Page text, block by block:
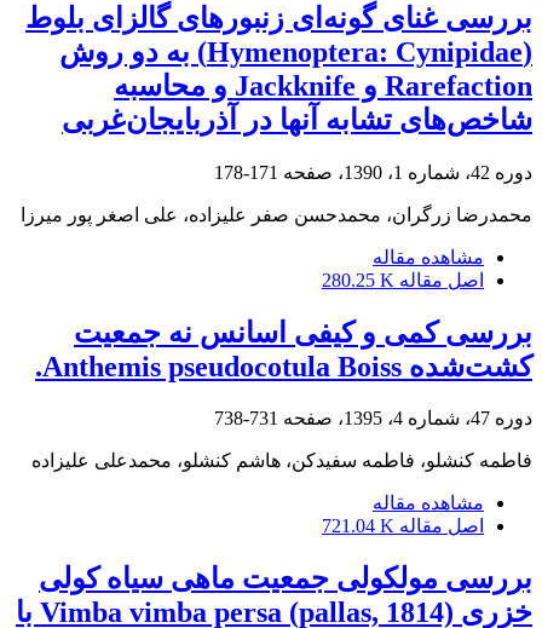
بررسی غنای گونه‌ای زنبورهای گالزای بلوط
(Hymenoptera: Cynipidae) به دو روش
Rarefaction و Jackknife و محاسبه
شاخص‌های تشابه آنها در آذربایجان‌غربی
دوره 42، شماره 1، 1390، صفحه 171-178
محمدرضا زرگران، محمدحسن صفر علیزاده، علی اصغر پور میرزا
مشاهده مقاله
اصل مقاله 280.25 K
بررسی کمی و کیفی اسانس نه جمعیت
کشت‌شده Anthemis pseudocotula Boiss.
دوره 47، شماره 4، 1395، صفحه 731-738
فاطمه کنشلو، فاطمه سفیدکن، هاشم کنشلو، محمدعلی علیزاده
مشاهده مقاله
اصل مقاله 721.04 K
بررسی مولکولی جمعیت ماهی سیاه کولی
خزری Vimba vimba persa (pallas, 1814) با